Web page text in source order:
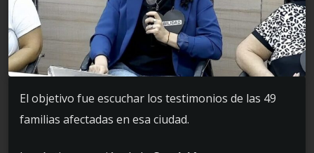
El objetivo fue escuchar los testimonios de las 49
familias afectadas en esa ciudad.